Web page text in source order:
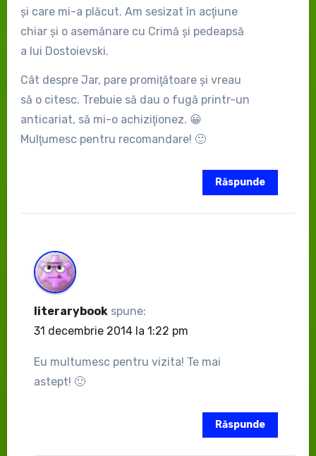
şi care mi-a plăcut. Am sesizat în acţiune
chiar şi o asemănare cu Crimă şi pedeapsă
a lui Dostoievski.
Cât despre Jar, pare promiţătoare şi vreau
să o citesc. Trebuie să dau o fugă printr-un
anticariat, să mi-o achiziţionez. 😀
Mulţumesc pentru recomandare! 🙂
Răspunde
literarybook spune:
31 decembrie 2014 la 1:22 pm
Eu multumesc pentru vizita! Te mai
astept! 🙂
Răspunde